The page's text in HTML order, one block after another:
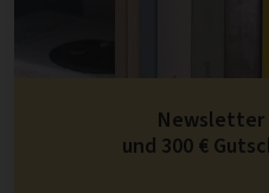
Newsletter
und 300 €